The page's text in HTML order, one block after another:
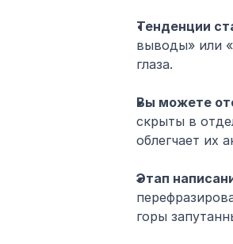
Тенденции
выводы» или
глаза.
Вы можете
скрыты в
облегчает их
Этап
горы